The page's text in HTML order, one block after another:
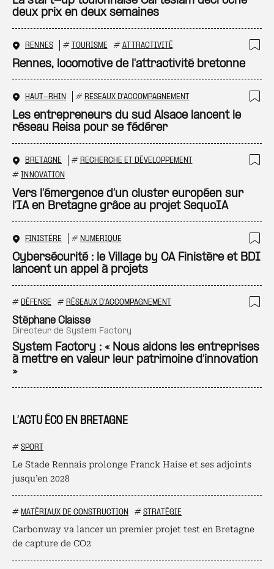
L’ACTU ÉCO EN BRETAGNE
# SPORT
Le Stade Rennais prolonge Franck Haise et ses adjoints
jusqu’en 2028
# MATÉRIAUX DE CONSTRUCTION # STRATÉGIE
Carbonway va lancer un premier projet test en Bretagne
de capture de CO2
deux prix en deux semaines
RENNES # TOURISME # ATTRACTIVITÉ
Rennes, locomotive de l'attractivité bretonne
HAUT-RHIN # RÉSEAUX D'ACCOMPAGNEMENT
Les entrepreneurs du sud Alsace lancent le
réseau Reisa pour se fédérer
BRETAGNE # RECHERCHE ET DÉVELOPPEMENT
# INNOVATION
Vers l’émergence d’un cluster européen sur
l’IA en Bretagne grâce au projet SequoIA
FINISTÈRE # NUMÉRIQUE
Cybersécurité : le Village by CA Finistère et BDI
lancent un appel à projets
# DÉFENSE # RÉSEAUX D'ACCOMPAGNEMENT
Stéphane Claisse
directeur de System Factory
System Factory : « Nous aidons les entreprises
à mettre en valeur leur patrimoine d’innovation
»